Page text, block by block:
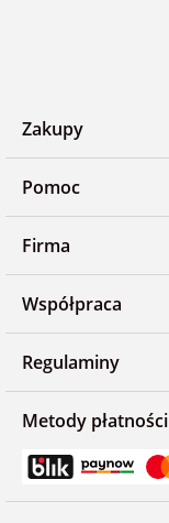
Zakupy
Pomoc
Firma
Współpraca
Regulaminy
Metody płatności